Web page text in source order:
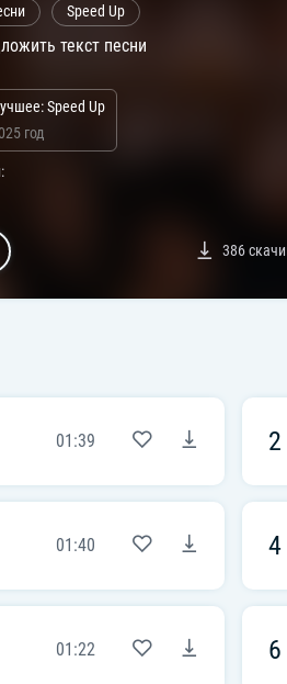
Speed Up
текст песни
Speed Up
год
386
01:39 2
01:40 4
01:22 6